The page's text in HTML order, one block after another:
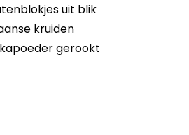
uit blik
kruiden
gerookt